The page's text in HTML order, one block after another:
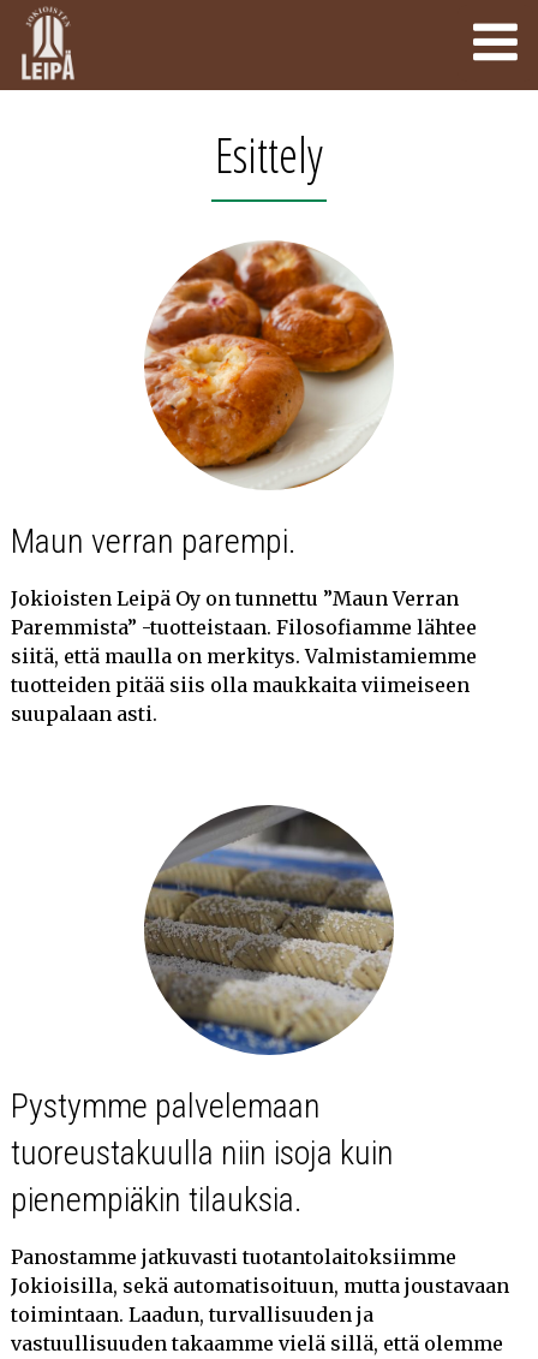
Esittely
Maun verran parempi.
Jokioisten Leipä Oy on tunnettu ”Maun Verran
Paremmista” -tuotteistaan. Filosofiamme lähtee
siitä, että maulla on merkitys. Valmistamiemme
tuotteiden pitää siis olla maukkaita viimeiseen
suupalaan asti.
Pystymme palvelemaan
tuoreustakuulla niin isoja kuin
pienempiäkin tilauksia.
Panostamme jatkuvasti tuotantolaitoksiimme
Jokioisilla, sekä automatisoituun, mutta joustavaan
toimintaan. Laadun, turvallisuuden ja
vastuullisuuden takaamme vielä sillä, että olemme